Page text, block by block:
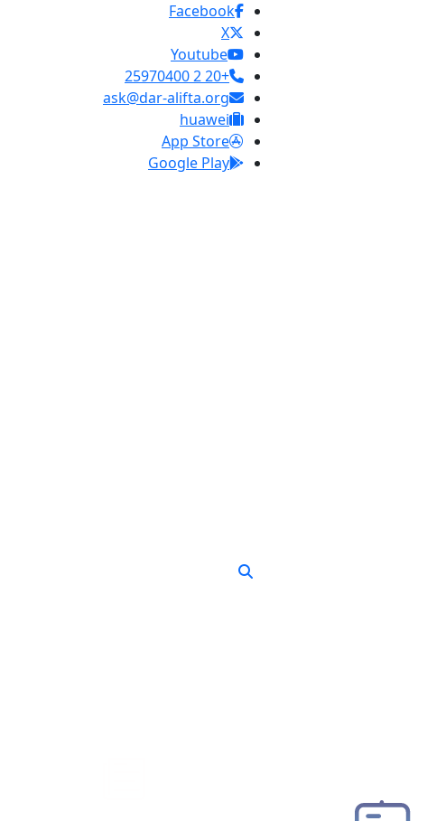
Facebook
X
Youtube
+20 2 25970400
ask@dar-alifta.org
huawei
App Store
Google Play